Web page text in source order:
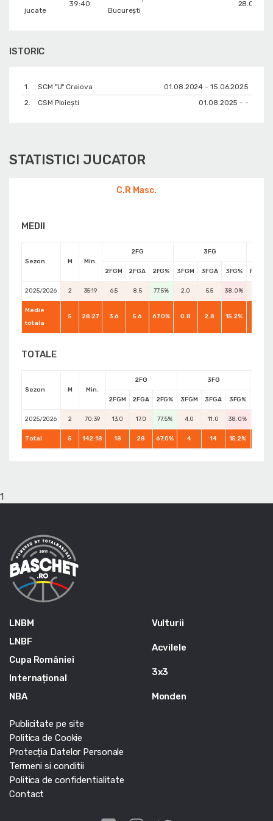
jucate
39:40
București
ISTORIC
1. SCM "U" Craiova
01.08.2024 - 15.06.2025
2.
CSM Ploiești 01.08.2025 - -
STATISTICI JUCATOR
C.R Masc.
MEDII
Sezon M Min.
2FG 3FG
2FGM 2FGA 2FG% 3FGM 3FGA 3FG% FTM
2025/2026 2 35:19 6.5 8.5 77.5% 2.0 5.5 38.0%
Medie
totala
5 28:27 3.6 5.6 67.0% 0.8 2.8 15.2%
TOTALE
Sezon M Min.
2FG 3FG
2FGM 2FGA 2FG% 3FGM 3FGA 3FG%
2025/2026 2 70:39 13.0 17.0 77.5% 4.0 11.0 38.0%
Total 5 142:18 18 28 67.0% 4 14 15.2%
1
LNBM
LNBF
Cupa României
Internațional
NBA
Vulturii
Acvilele
3x3
Monden
Publicitate pe site
Politica de Cookie
Protecția Datelor Personale
Termeni si conditii
Politica de confidentialitate
Contact